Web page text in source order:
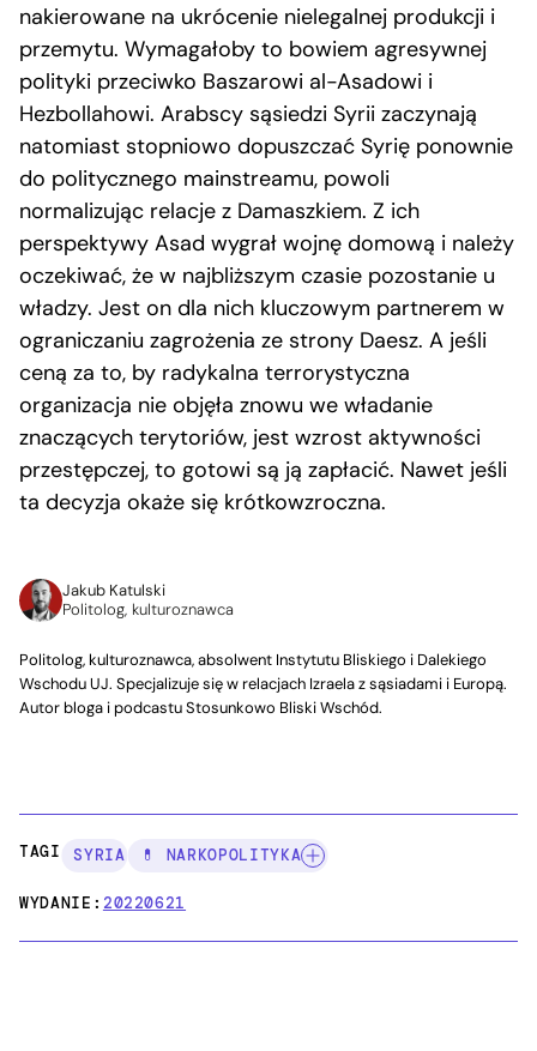
nakierowane na ukrócenie nielegalnej produkcji i
przemytu. Wymagałoby to bowiem agresywnej
polityki przeciwko Baszarowi al-Asadowi i
Hezbollahowi. Arabscy sąsiedzi Syrii zaczynają
natomiast stopniowo dopuszczać Syrię ponownie
do politycznego mainstreamu, powoli
normalizując relacje z Damaszkiem. Z ich
perspektywy Asad wygrał wojnę domową i należy
oczekiwać, że w najbliższym czasie pozostanie u
władzy. Jest on dla nich kluczowym partnerem w
ograniczaniu zagrożenia ze strony Daesz. A jeśli
ceną za to, by radykalna terrorystyczna
organizacja nie objęła znowu we władanie
znaczących terytoriów, jest wzrost aktywności
przestępczej, to gotowi są ją zapłacić. Nawet jeśli
ta decyzja okaże się krótkowzroczna.
Jakub Katulski
Politolog, kulturoznawca
Politolog, kulturoznawca, absolwent Instytutu Bliskiego i Dalekiego
Wschodu UJ. Specjalizuje się w relacjach Izraela z sąsiadami i Europą.
Autor bloga i podcastu Stosunkowo Bliski Wschód.
TAGI: SYRIA 💊 NARKOPOLITYKA
WYDANIE:20220621